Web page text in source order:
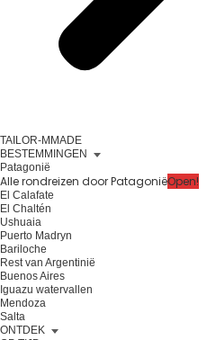
TAILOR-MMADE
BESTEMMINGEN
Patagonië
Alle rondreizen door PatagoniëOpen!
El Calafate
El Chaltén
Ushuaia
Puerto Madryn
Bariloche
Rest van Argentinië
Buenos Aires
Iguazu watervallen
Mendoza
Salta
ONTDEK